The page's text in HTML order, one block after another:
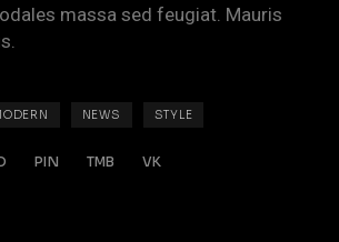
massa sed feugiat. Mauris
NEWS STYLE
PIN TMB VK